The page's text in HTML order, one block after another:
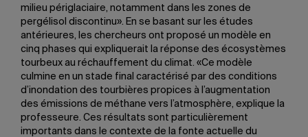
milieu périglaciaire, notamment dans les zones de
pergélisol discontinu». En se basant sur les études
antérieures, les chercheurs ont proposé un modèle en
cinq phases qui expliquerait la réponse des écosystèmes
tourbeux au réchauffement du climat. «Ce modèle
culmine en un stade final caractérisé par des conditions
d’inondation des tourbières propices à l’augmentation
des émissions de méthane vers l’atmosphère, explique la
professeure. Ces résultats sont particulièrement
importants dans le contexte de la fonte actuelle du